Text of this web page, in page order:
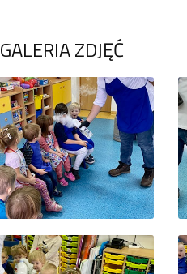
GALERIA ZDJĘĆ